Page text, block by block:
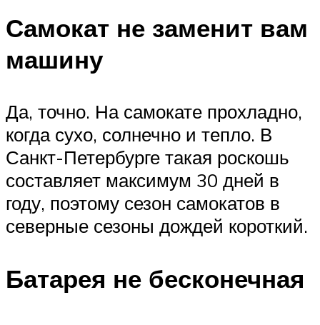
Самокат не заменит вам
машину
Да, точно. На самокате прохладно,
когда сухо, солнечно и тепло. В
Санкт-Петербурге такая роскошь
составляет максимум 30 дней в
году, поэтому сезон самокатов в
северные сезоны дождей короткий.
Батарея не бесконечная